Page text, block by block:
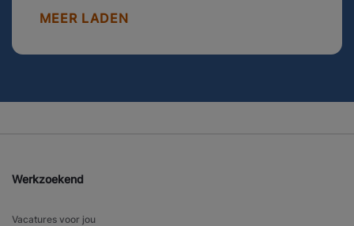
MEER LADEN
Werkzoekend
Vacatures voor jou